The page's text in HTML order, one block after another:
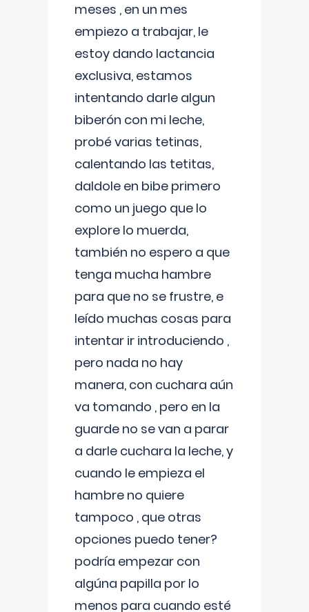
meses , en un mes
empiezo a trabajar, le
estoy dando lactancia
exclusiva, estamos
intentando darle algun
biberón con mi leche,
probé varias tetinas,
calentando las tetitas,
daldole en bibe primero
como un juego que lo
explore lo muerda,
también no espero a que
tenga mucha hambre
para que no se frustre, e
leído muchas cosas para
intentar ir introduciendo ,
pero nada no hay
manera, con cuchara aún
va tomando , pero en la
guarde no se van a parar
a darle cuchara la leche, y
cuando le empieza el
hambre no quiere
tampoco , que otras
opciones puedo tener?
podría empezar con
algúna papilla por lo
menos para cuando esté